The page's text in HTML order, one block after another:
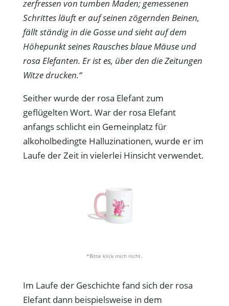
zerfressen von tumben Maden; gemessenen
Schrittes läuft er auf seinen zögernden Beinen,
fällt ständig in die Gosse und sieht auf dem
Höhepunkt seines Rausches blaue Mäuse und
rosa Elefanten. Er ist es, über den die Zeitungen
Witze drucken.“
Seither wurde der rosa Elefant zum
geflügelten Wort. War der rosa Elefant
anfangs schlicht ein Gemeinplatz für
alkoholbedingte Halluzinationen, wurde er im
Laufe der Zeit in vielerlei Hinsicht verwendet.
*Bitte klick mich nicht.
Im Laufe der Geschichte fand sich der rosa
Elefant dann beispielsweise in dem